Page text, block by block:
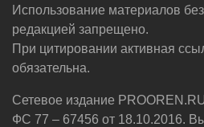
Использование материалов
редакцией запрещено.
При цитировании активная
обязательна.
Сетевое издание
ФС 77 – 67456 от 18.10.2016.